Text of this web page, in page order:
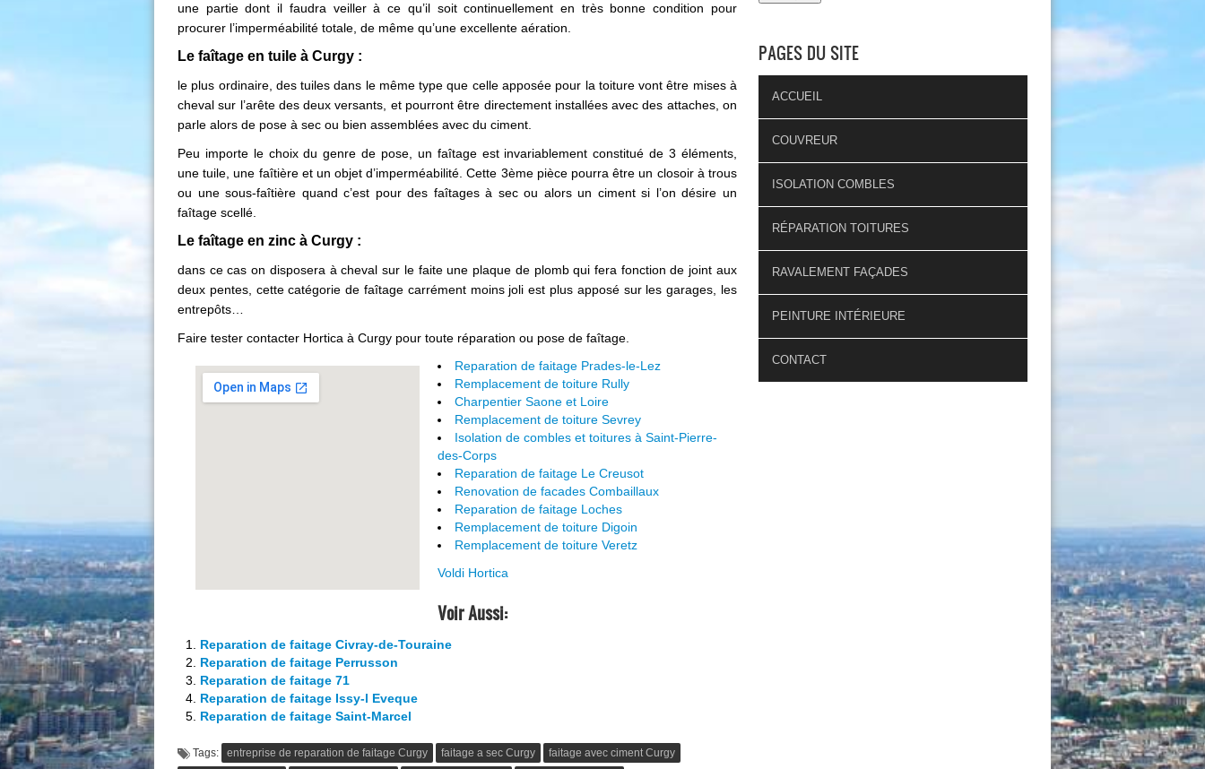
une partie dont il faudra veiller à ce qu’il soit continuellement en très bonne condition pour
procurer l’imperméabilité totale, de même qu’une excellente aération.
Le faîtage en tuile à Curgy :
le plus ordinaire, des tuiles dans le même type que celle apposée pour la toiture vont être mises à
cheval sur l’arête des deux versants, et pourront être directement installées avec des attaches, on
parle alors de pose à sec ou bien assemblées avec du ciment.
Peu importe le choix du genre de pose, un faîtage est invariablement constitué de 3 éléments,
une tuile, une faîtière et un objet d’imperméabilité. Cette 3ème pièce pourra être un closoir à trous
ou une sous-faîtière quand c’est pour des faîtages à sec ou alors un ciment si l’on désire un
faîtage scellé.
Le faîtage en zinc à Curgy :
dans ce cas on disposera à cheval sur le faite une plaque de plomb qui fera fonction de joint aux
deux pentes, cette catégorie de faîtage carrément moins joli est plus apposé sur les garages, les
entrepôts…
Faire tester contacter Hortica à Curgy pour toute réparation ou pose de faîtage.
Reparation de faitage Prades-le-Lez
Remplacement de toiture Rully
Charpentier Saone et Loire
Remplacement de toiture Sevrey
Isolation de combles et toitures à Saint-Pierre-
des-Corps
Reparation de faitage Le Creusot
Renovation de facades Combaillaux
Reparation de faitage Loches
Remplacement de toiture Digoin
Remplacement de toiture Veretz
Voldi Hortica
Voir Aussi:
Reparation de faitage Civray-de-Touraine
Reparation de faitage Perrusson
Reparation de faitage 71
Reparation de faitage Issy-l Eveque
Reparation de faitage Saint-Marcel
Tags: entreprise de reparation de faitage Curgy faitage a sec Curgy faitage avec ciment Curgy
PAGES DU SITE
ACCUEIL
COUVREUR
ISOLATION COMBLES
RÉPARATION TOITURES
RAVALEMENT FAÇADES
PEINTURE INTÉRIEURE
CONTACT